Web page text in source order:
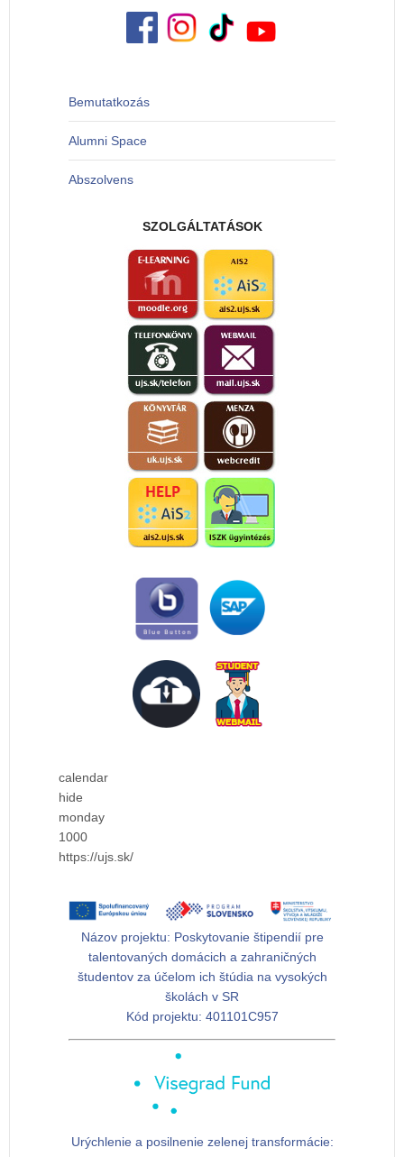
Bemutatkozás
Alumni Space
Abszolvens
SZOLGÁLTATÁSOK
calendar
hide
monday
1000
https://ujs.sk/
Názov projektu: Poskytovanie štipendií pre
talentovaných domácich a zahraničných
študentov za účelom ich štúdia na vysokých
školách v SR
Kód projektu: 401101C957
Urýchlenie a posilnenie zelenej transformácie: